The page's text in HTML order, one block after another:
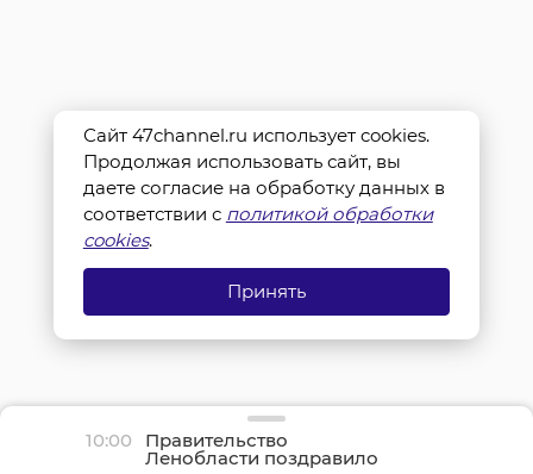
10:00 Правительство
Ленобласти поздравило
Сайт 47channel.ru использует cookies.
Продолжая использовать сайт, вы
даете согласие на обработку данных в
соответствии с политикой обработки
cookies.
Принять